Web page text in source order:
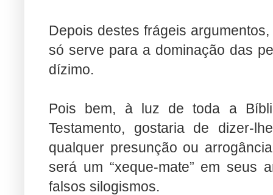
Depois destes frágeis
só serve para a dominação das
dízimo.
Pois bem, à luz de toda a
Testamento, gostaria de dizer-
qualquer presunção ou
será um “xeque-mate” em seus
falsos silogismos.